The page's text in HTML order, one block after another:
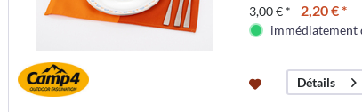
3,00 € * 2,20 € *
immédiatement
Détails